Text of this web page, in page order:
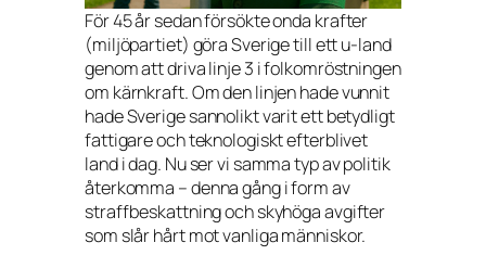
För 45 år sedan försökte onda krafter
(miljöpartiet) göra Sverige till ett u-land
genom att driva linje 3 i folkomröstningen
om kärnkraft. Om den linjen hade vunnit
hade Sverige sannolikt varit ett betydligt
fattigare och teknologiskt efterblivet
land i dag. Nu ser vi samma typ av politik
återkomma – denna gång i form av
straffbeskattning och skyhöga avgifter
som slår hårt mot vanliga människor.